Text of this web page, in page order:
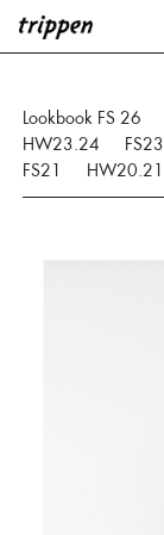
Lookbook FS 26
HW23.24
FS23
FS21
HW20.21